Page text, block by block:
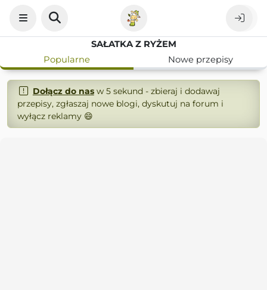
SAŁATKA Z RYŻEM
Popularne
Nowe przepisy
Dołącz do nasw 5 sekund - zbieraj i dodawaj
przepisy, zgłaszaj nowe blogi, dyskutuj na forum i
wyłącz reklamy 😄